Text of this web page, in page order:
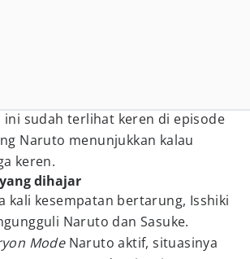
ini sudah terlihat keren di episode
Naruto menunjukkan kalau
keren.
dihajar
kali kesempatan bertarung, Isshiki
Naruto dan Sasuke.
Mode Naruto aktif, situasinya